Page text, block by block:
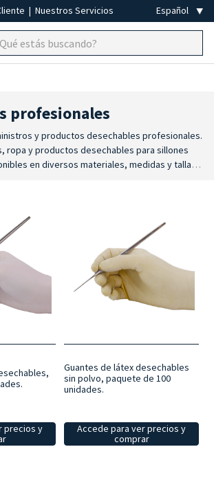
| Nuestros Servicios
profesionales
y productos desechables profesionales.
ropa y productos desechables para sillones
en diversos materiales, medidas y tallas.
precios y
Guantes de látex desechables
sin polvo, paquete de 100
unidades.
Accede para ver precios y
comprar